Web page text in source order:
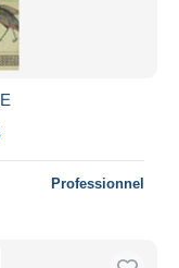
Professionnel